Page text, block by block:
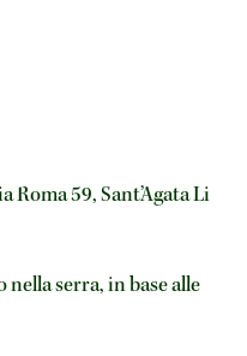
Roma 59, Sant’Agata Li
nella serra, in base alle